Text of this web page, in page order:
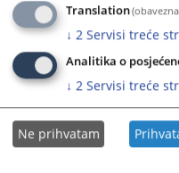
rođena 11.12.1984. godine u
Odlukom Visokog sudbenog i
godine imenovana je za
Odlukom VSTV-a od
Općinskog suda u Livnu te je na
Translation
↓ 2 Servisi treće
Analitika o
↓ 2 Servisi treće
Ne prihvatam